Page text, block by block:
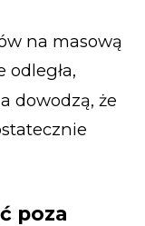
na masową
odległa,
dowodzą, że
poza